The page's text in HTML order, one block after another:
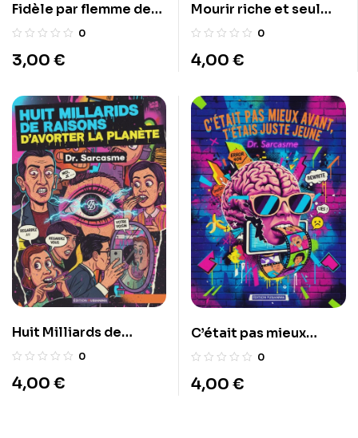
Fidèle par flemme de
recommencer
0
3,00 €
Mourir riche et seul
comme une merde
0
4,00 €
Huit Milliards de
Raisons d’Avorter la
0
4,00 €
C’était pas mieux
avant, t’étais juste
0
4,00 €